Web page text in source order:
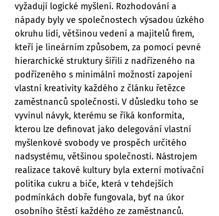
vyžadují logické myšlení. Rozhodování a
nápady byly ve společnostech výsadou úzkého
okruhu lidí, většinou vedení a majitelů firem,
kteří je lineárním způsobem, za pomocí pevné
hierarchické struktury šířili z nadřízeného na
podřízeného s minimální možností zapojení
vlastní kreativity každého z článku řetězce
zaměstnanců společnosti. V důsledku toho se
vyvinul návyk, kterému se říká konformita,
kterou lze definovat jako delegování vlastní
myšlenkové svobody ve prospěch určitého
nadsystému, většinou společnosti. Nástrojem
realizace takové kultury byla externí motivační
politika cukru a biče, která v tehdejších
podmínkách dobře fungovala, byť na úkor
osobního štěstí každého ze zaměstnanců.